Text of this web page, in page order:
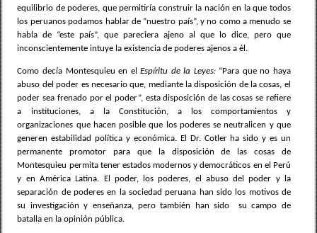
equilibrio de poderes, que permitiría construir la nación en la que todos
los peruanos podamos hablar de “nuestro país”, y no como a menudo se
habla de “este país”, que pareciera ajeno al que lo dice, pero que
inconscientemente intuye la existencia de poderes ajenos a él.
Como decía Montesquieu en elEspíritu de la Leyes: “Para que no haya
abuso del poder es necesario que, mediante la disposición de la cosas, el
poder sea frenado por el poder”, esta disposición de las cosas se refiere
a instituciones, a la Constitución, a los comportamientos y
organizaciones que hacen posible que los poderes se neutralicen y que
generen estabilidad política y económica. El Dr. Cotler ha sido y es un
permanente promotor para que la disposición de las cosas de
Montesquieu permita tener estados modernos y democráticos en el Perú
y en América Latina. El poder, los poderes, el abuso del poder y la
separación de poderes en la sociedad peruana han sido los motivos de
su investigación y enseñanza, pero también han sido
su campo de
batalla en la opinión pública.